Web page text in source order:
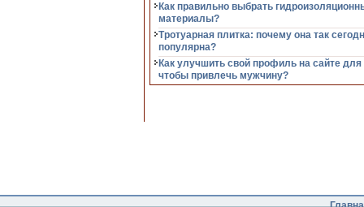
Как правильно выбрать
материалы?
Тротуарная плитка: почему она так
популярна?
Как улучшить свой профиль на сайте для
чтобы привлечь мужчину?